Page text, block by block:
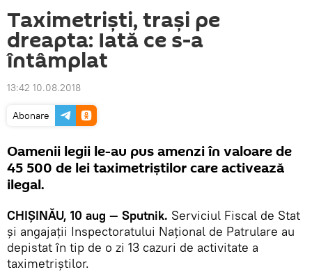
Taximetriști, trași pe
dreapta: Iată ce s-a
întâmplat
13:42 10.08.2018
Abonare
Oamenii legii le-au pus amenzi în valoare de
45 500 de lei taximetriștilor care activează
ilegal.
CHIȘINĂU, 10 aug — Sputnik. Serviciul Fiscal de Stat
și angajații Inspectoratului Național de Patrulare au
depistat în tip de o zi 13 cazuri de activitate a
taximetriștilor.